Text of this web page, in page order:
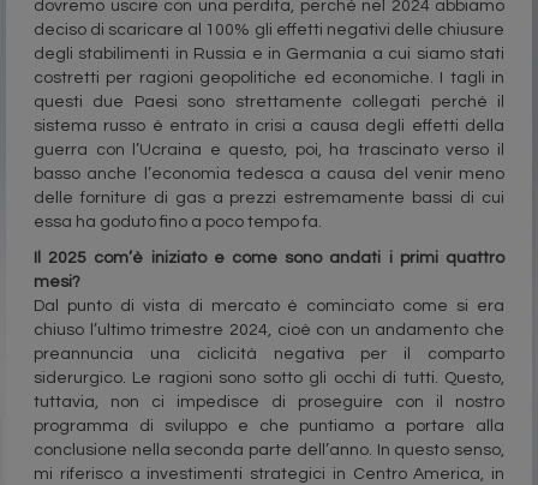
dovremo uscire con una perdita, perché nel 2024 abbiamo
deciso di scaricare al 100% gli effetti negativi delle chiusure
degli stabilimenti in Russia e in Germania a cui siamo stati
costretti per ragioni geopolitiche ed economiche. I tagli in
questi due Paesi sono strettamente collegati perché il
sistema russo è entrato in crisi a causa degli effetti della
guerra con l’Ucraina e questo, poi, ha trascinato verso il
basso anche l’economia tedesca a causa del venir meno
delle forniture di gas a prezzi estremamente bassi di cui
essa ha goduto fino a poco tempo fa.
Il 2025 com’è iniziato e come sono andati i primi quattro
mesi?
Dal punto di vista di mercato è cominciato come si era
chiuso l’ultimo trimestre 2024, cioè con un andamento che
preannuncia una ciclicità negativa per il comparto
siderurgico. Le ragioni sono sotto gli occhi di tutti. Questo,
tuttavia, non ci impedisce di proseguire con il nostro
programma di sviluppo e che puntiamo a portare alla
conclusione nella seconda parte dell’anno. In questo senso,
mi riferisco a investimenti strategici in Centro America, in